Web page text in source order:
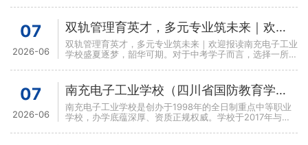
07
2026-06
双轨管理育英才，多元专业筑未来｜欢迎报读南充电子工业学校
双轨管理育英才，多元专业筑未来｜欢迎报读南充电子工业
学校盛夏逐梦，韶华可期。对于中考学子而言，选择一所优
07
2026-06
南充电子工业学校（四川省国防教育学院军地两用人才基地）计算机国防班简介
南充电子工业学校是创办于1998年的全日制重点中等职业
学校，办学底蕴深厚、资质正规权威。学校于2017年与四